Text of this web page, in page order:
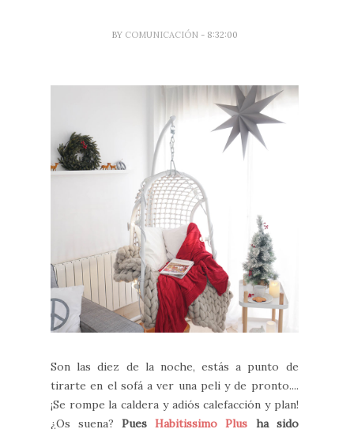
BY COMUNICACIÓN - 8:32:00
Son las diez de la noche, estás a punto de
tirarte en el sofá a ver una peli y de pronto....
¡Se rompe la caldera y adiós calefacción y plan!
¿Os suena?PuesHabitissimo Plus
ha sido